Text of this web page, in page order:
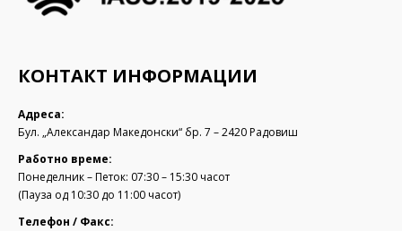
КОНТАКТ ИНФОРМАЦИИ
Адреса:
Бул. „Александар Македонски“ бр. 7 – 2420 Радовиш
Работно време:
Понеделник – Петок: 07:30 – 15:30 часот
(Пауза од 10:30 до 11:00 часот)
Телефон / Факс: